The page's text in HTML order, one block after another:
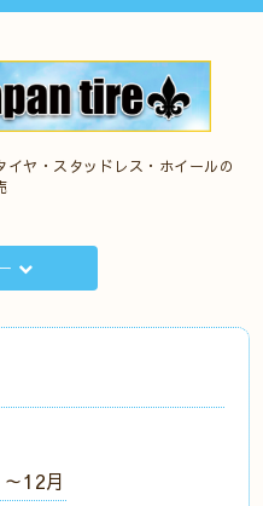
ヤ・スタッドレス・ホイールの
12月